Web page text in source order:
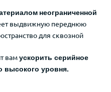
неограниченной
выдвижную переднюю
для сквозной
вамускорить серийное
высокого уровня.